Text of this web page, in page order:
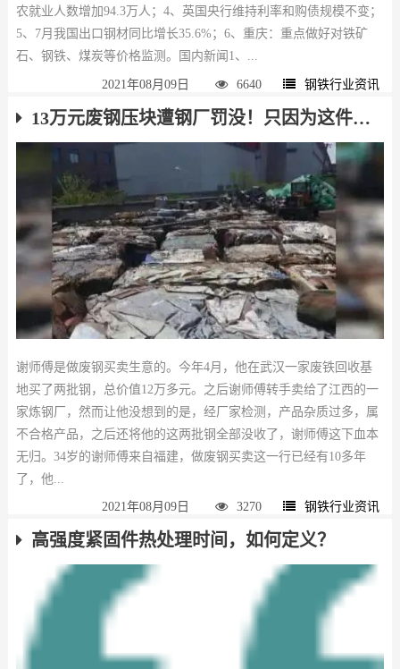
农就业人数增加94.3万人；4、英国央行维持利率和购债规模不变；
5、7月我国出口钢材同比增长35.6%；6、重庆：重点做好对铁矿
石、钢铁、煤炭等价格监测。国内新闻1、...
2021年08月09日 6640 钢铁行业资讯
13万元废钢压块遭钢厂罚没！只因为这件事……
谢师傅是做废钢买卖生意的。今年4月，他在武汉一家废铁回收基
地买了两批钢，总价值12万多元。之后谢师傅转手卖给了江西的一
家炼钢厂，然而让他没想到的是，经厂家检测，产品杂质过多，属
不合格产品，之后还将他的这两批钢全部没收了，谢师傅这下血本
无归。34岁的谢师傅来自福建，做废钢买卖这一行已经有10多年
了，他...
2021年08月09日 3270 钢铁行业资讯
高强度紧固件热处理时间，如何定义？